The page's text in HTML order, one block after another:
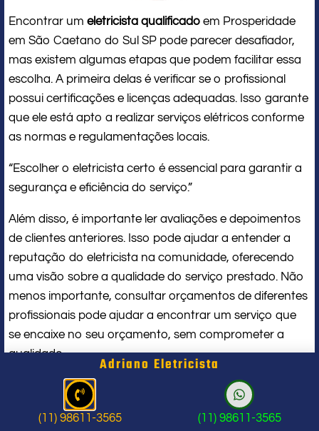
Encontrar um eletricista qualificado em Prosperidade
em São Caetano do Sul SP pode parecer desafiador,
mas existem algumas etapas que podem facilitar essa
escolha. A primeira delas é verificar se o profissional
possui certificações e licenças adequadas. Isso garante
que ele está apto a realizar serviços elétricos conforme
as normas e regulamentações locais.
“Escolher o eletricista certo é essencial para garantir a
segurança e eficiência do serviço.”
Além disso, é importante ler avaliações e depoimentos
de clientes anteriores. Isso pode ajudar a entender a
reputação do eletricista na comunidade, oferecendo
uma visão sobre a qualidade do serviço prestado. Não
menos importante, consultar orçamentos de diferentes
profissionais pode ajudar a encontrar um serviço que
se encaixe no seu orçamento, sem comprometer a
qualidade.
Verifique certificações e licenças
Leia avaliações e depoimentos
Consulte orçamentos
Adriano Eletricista
(11) 98611-3565 (11) 98611-3565